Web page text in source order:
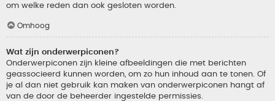
om welke reden dan ook gesloten worden.
Omhoog
Wat zijn onderwerpiconen?
Onderwerpiconen zijn kleine afbeeldingen die met berichten
geassocieerd kunnen worden, om zo hun inhoud aan te tonen. Of
je al dan niet gebruik kan maken van onderwerpiconen hangt af
van de door de beheerder ingestelde permissies.